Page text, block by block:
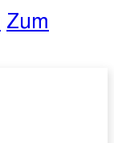
Zum